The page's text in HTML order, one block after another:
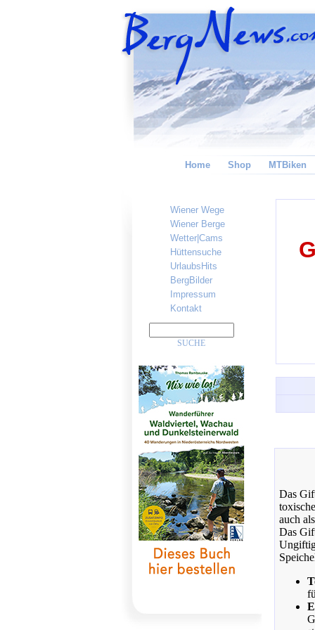
Home Shop MTBiken
Wiener Wege
Wiener Berge
Wetter|Cams
Hüttensuche
UrlaubsHits
BergBilder
Impressum
Kontakt
Das
auch
Das